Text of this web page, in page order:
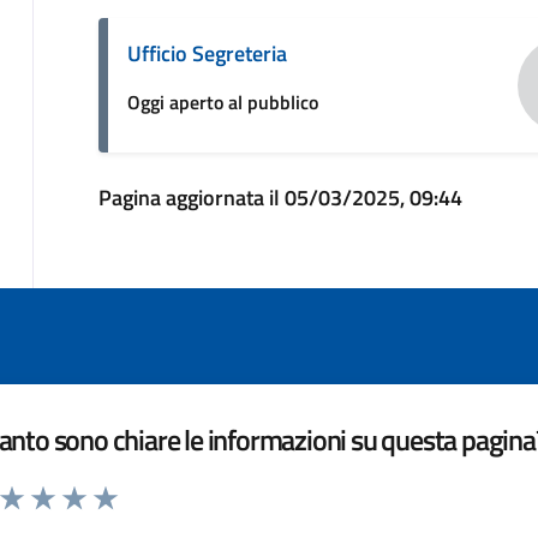
Ufficio Segreteria
Oggi aperto al pubblico
Pagina aggiornata il 05/03/2025, 09:44
sono chiare le informazioni su questa
da 1 a 5 stelle la pagina